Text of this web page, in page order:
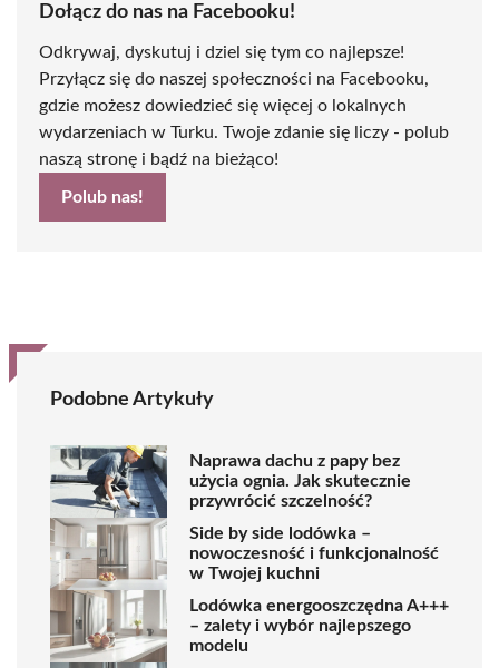
Dołącz do nas na Facebooku!
Odkrywaj, dyskutuj i dziel się tym co najlepsze!
Przyłącz się do naszej społeczności na Facebooku,
gdzie możesz dowiedzieć się więcej o lokalnych
wydarzeniach w Turku. Twoje zdanie się liczy - polub
naszą stronę i bądź na bieżąco!
Polub nas!
Podobne Artykuły
Naprawa dachu z papy bez
użycia ognia. Jak skutecznie
przywrócić szczelność?
Side by side lodówka –
nowoczesność i funkcjonalność
w Twojej kuchni
Lodówka energooszczędna A+++
– zalety i wybór najlepszego
modelu